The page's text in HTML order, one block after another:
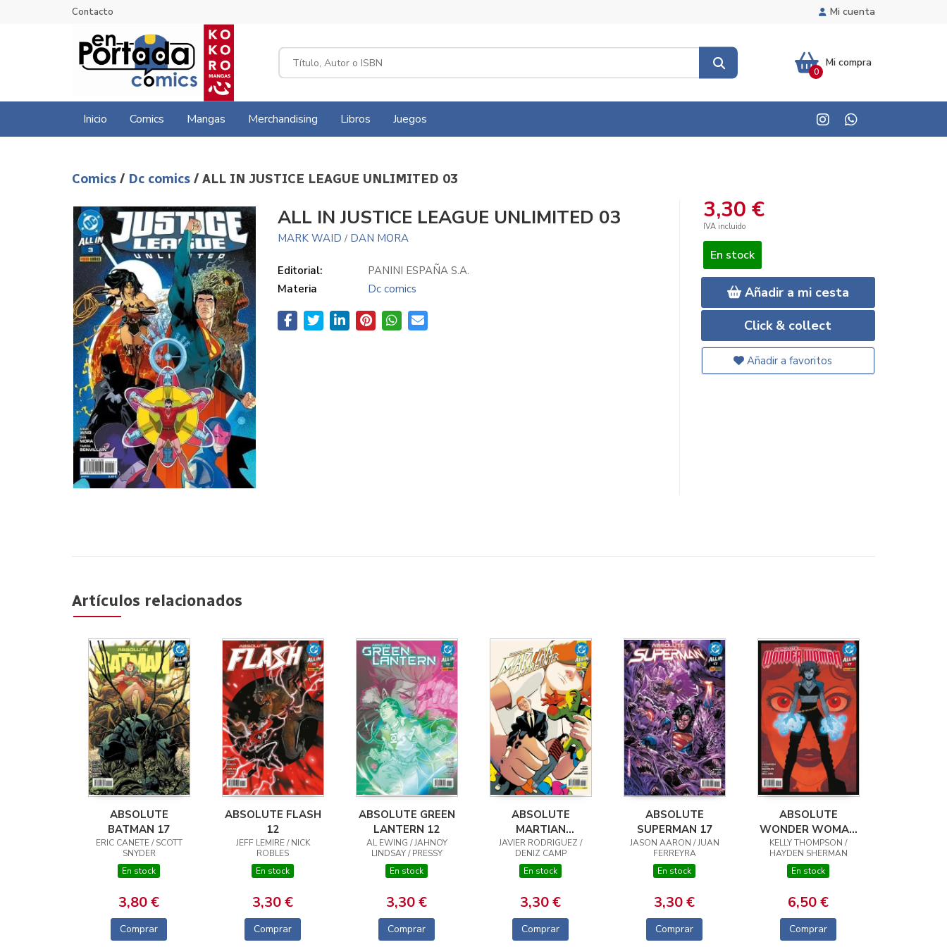
Mi cuenta
Contacto
Mi compra
0
Inicio Comics Mangas Merchandising Libros Juegos
Comics / Dc comics / ALL IN JUSTICE LEAGUE UNLIMITED 03
ALL IN JUSTICE LEAGUE UNLIMITED 03
MARK WAID / DAN MORA
Editorial:
PANINI ESPAÑA S.A.
Materia
Dc comics
3,30 €
IVA incluido
En stock
Añadir a mi cesta
Click & collect
Añadir a favoritos
Artículos relacionados
ABSOLUTE
BATMAN 17
ERIC CANETE / SCOTT
SNYDER
En stock
3,80 €
Comprar
ABSOLUTE FLASH
12
JEFF LEMIRE / NICK
ROBLES
En stock
3,30 €
Comprar
ABSOLUTE GREEN
LANTERN 12
AL EWING / JAHNOY
LINDSAY / PRESSY
En stock
3,30 €
Comprar
ABSOLUTE
MARTIAN
MANHUNTER 09
JAVIER RODRIGUEZ /
DENIZ CAMP
En stock
3,30 €
Comprar
ABSOLUTE
SUPERMAN 17
JASON AARON / JUAN
FERREYRA
En stock
3,30 €
Comprar
ABSOLUTE
WONDER WOMAN
17
KELLY THOMPSON /
HAYDEN SHERMAN
En stock
6,50 €
Comprar